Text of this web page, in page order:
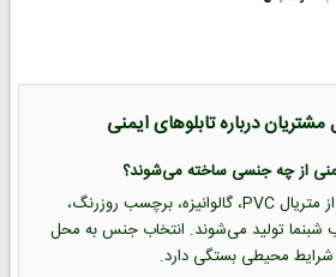
درباره تابلوهای ایمنی
تابلوهای ایمنی معمولاً از متریال PVC، گالوانیزه، برچسب روزرنگ،
تولید می‌شوند. انتخاب جنس به محل
محیطی بستگی دارد.